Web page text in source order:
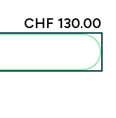
CHF 130.00‎